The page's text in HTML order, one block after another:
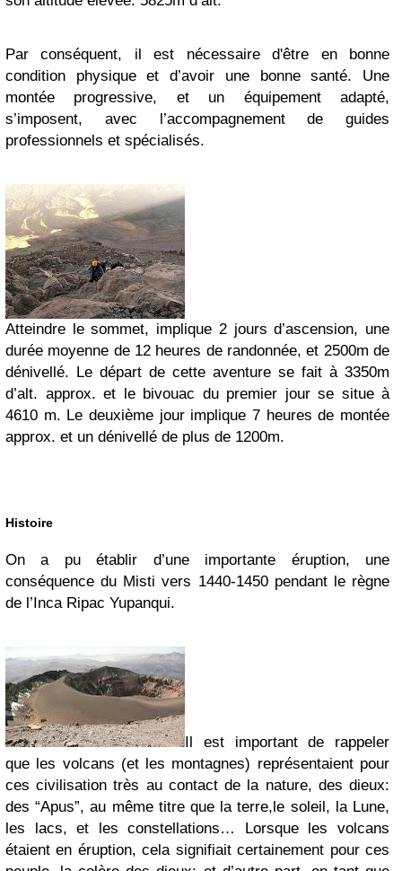
Par conséquent, il est nécessaire d'être en bonne
condition physique et d’avoir une bonne santé. Une
montée progressive, et un équipement adapté,
s’imposent, avec l’accompagnement de guides
professionnels et spécialisés.
Atteindre le sommet, implique 2 jours d’ascension, une
durée moyenne de 12 heures de randonnée, et 2500m de
dénivellé. Le départ de cette aventure se fait à 3350m
d’alt. approx. et le bivouac du premier jour se situe à
4610 m. Le deuxième jour implique 7 heures de montée
approx. et un dénivellé de plus de 1200m.
Histoire
On a pu établir d’une importante éruption, une
conséquence du Misti vers 1440-1450 pendant le règne
de l’Inca Ripac Yupanqui.
Il est important de rappeler
que les volcans (et les montagnes) représentaient pour
ces civilisation très au contact de la nature, des dieux:
des “Apus”, au même titre que la terre,le soleil, la Lune,
les lacs, et les constellations… Lorsque les volcans
étaient en éruption, cela signifiait certainement pour ces